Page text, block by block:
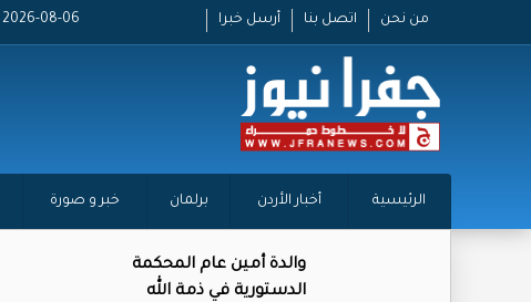
من نحن اتصل بنا أرسل خبرا 2026-08-06 - الخميس
الرئيسية أخبار الأردن برلمان خبر و صورة
والدة أمين عام المحكمة
الدستورية في ذمة الله